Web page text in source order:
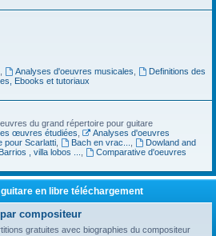
Analyses d'oeuvres musicales
Definitions des
Ebooks et tutoriaux
du grand répertoire pour guitare
œuvres étudiées
Analyses d'oeuvres
pour Scarlatti, Bach en vrac...
Dowland and
Barrios , villa lobos ...
Comparative d'oeuvres
en libre téléchargement
compositeur
gratuites avec biographies du compositeur